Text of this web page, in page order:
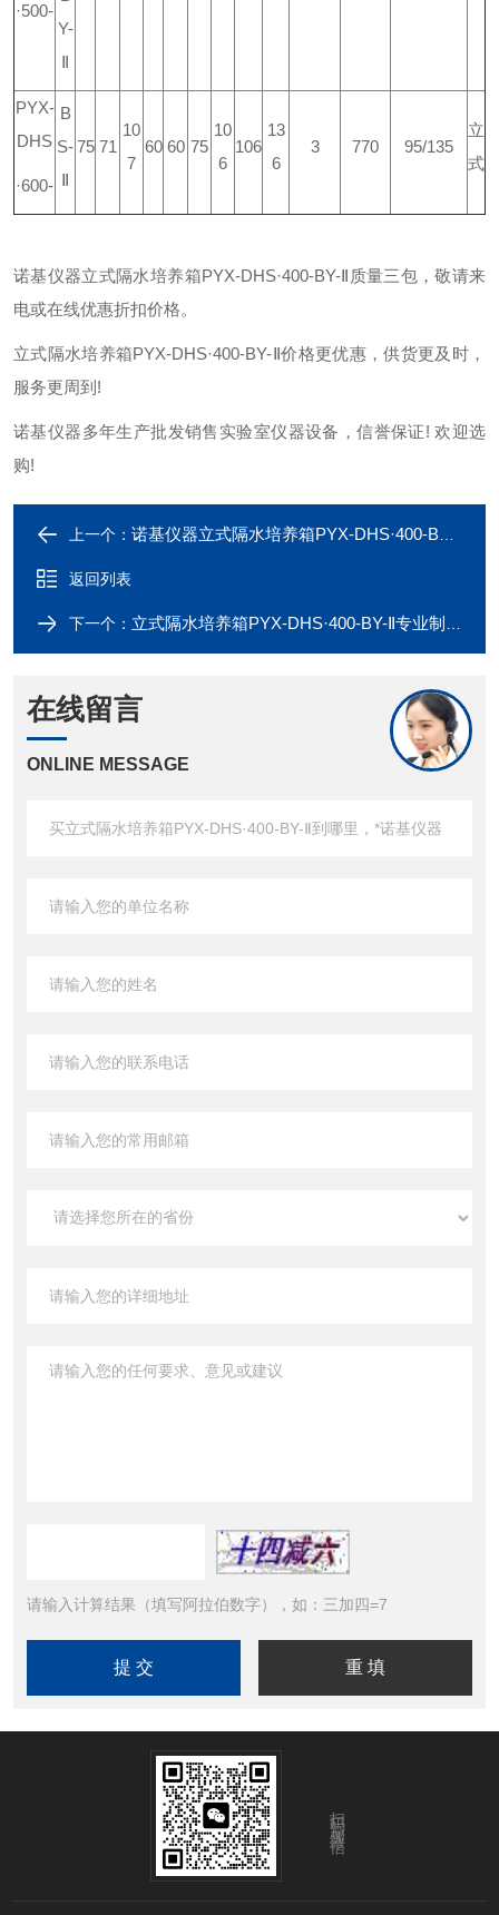
·500-
Y-
Ⅱ
PYX-
DHS
·600-
B
S-
Ⅱ
75 71
10
7
60 60 75
10
6
106
13
6
3 770 95/135
立
式
诺基仪器立式隔水培养箱PYX-DHS·400-BY-Ⅱ质量三包，敬请来
电或在线优惠折扣价格。
立式隔水培养箱PYX-DHS·400-BY-Ⅱ价格更优惠，供货更及时，
服务更周到!
诺基仪器多年生产批发销售实验室仪器设备，信誉保证! 欢迎选
购!
上一个： 诺基仪器立式隔水培养箱PYX-DHS·400-BY-Ⅱ*
返回列表
下一个： 立式隔水培养箱PYX-DHS·400-BY-Ⅱ专业制造厂家
在线留言
ONLINE MESSAGE
请输入计算结果（填写阿拉伯数字），如：三加四=7
扫码添加微信